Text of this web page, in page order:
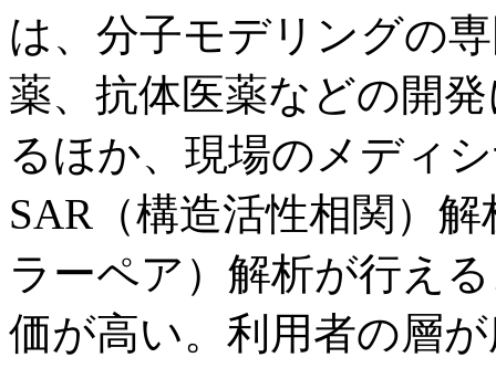
は、分子モデリングの
薬、抗体医薬などの開
るほか、現場のメディ
SAR（構造活性相関）
ラーペア）解析が行え
価が高い。利用者の層